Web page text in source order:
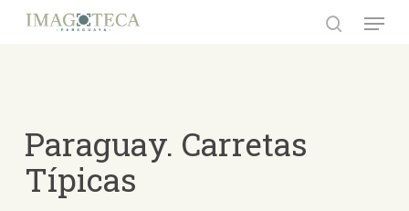
Menu
Paraguay. Carretas
Típicas